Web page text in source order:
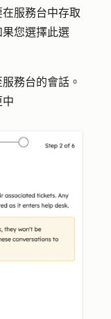
服務台中存取
您選擇此選
務台的會話。
中